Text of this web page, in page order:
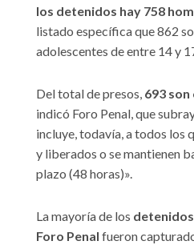
los detenidos hay 758
listado específica que 862
adolescentes de entre 14 y
Del total de presos, 693
indicó Foro Penal, que
incluye, todavía, a todos los
y liberados o se mantienen
plazo (48 horas)».
La mayoría de los
Foro Penal fueron